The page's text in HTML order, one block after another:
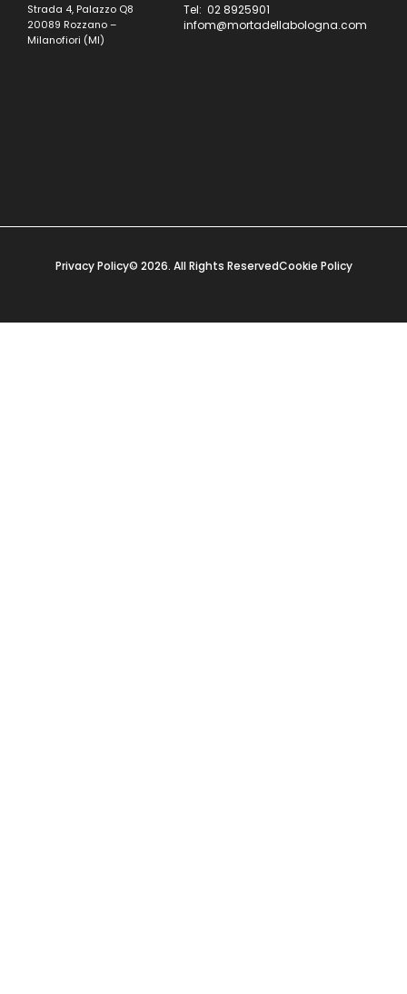
Strada 4, Palazzo Q8
20089 Rozzano –
Milanofiori (MI)
Tel: 02 8925901
infom@mortadellabologna.com
Privacy Policy© 2026. All Rights ReservedCookie Policy